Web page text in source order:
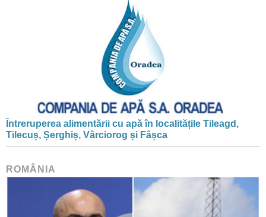
Întreruperea alimentării cu apă în localitățile Tileagd,
Tilecuș, Șerghiș, Vârciorog și Fâșca
ROMÂNIA